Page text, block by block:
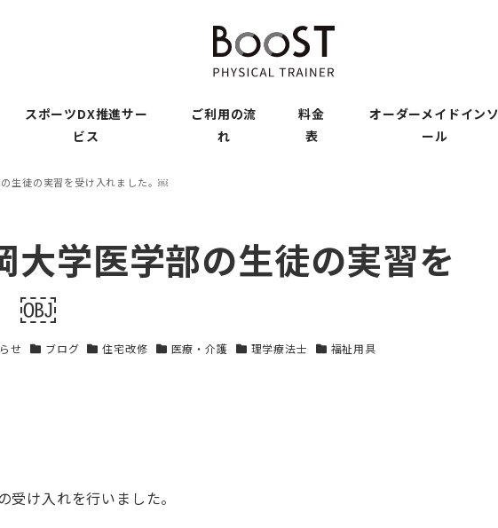
スポーツDX推進サー
ビス
ご利用の流
れ
料金
表
オーダーメイドインソ
ール
の生徒の実習を受け入れました。￼
大学医学部の生徒の実習を
￼
ー
せ
カテゴリー
ブログ
カテゴリー
住宅改修
カテゴリー
医療・介護
カテゴリー
理学療法士
カテゴリー
福祉用具
け入れを行いました。